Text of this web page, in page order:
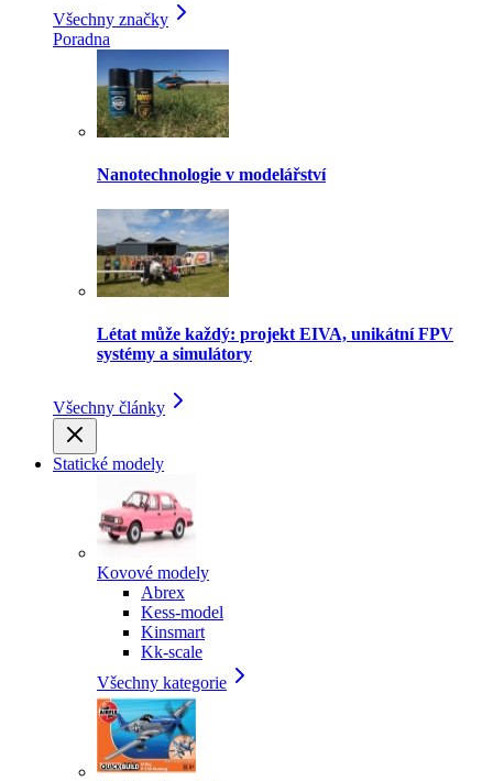
Všechny značky
Poradna
Nanotechnologie v modelářství
Létat může každý: projekt EIVA, unikátní FPV
systémy a simulátory
Všechny články
Statické modely
Kovové modely
Abrex
Kess-model
Kinsmart
Kk-scale
Všechny kategorie